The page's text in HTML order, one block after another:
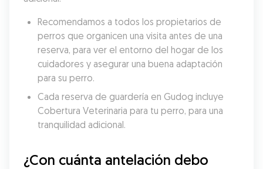
Recomendamos a todos los propietarios de
perros que organicen una visita antes de una
reserva, para ver el entorno del hogar de los
cuidadores y asegurar una buena adaptación
para su perro.
Cada reserva de guardería en Gudog incluye
Cobertura Veterinaria para tu perro, para una
tranquilidad adicional.
¿Con cuánta antelación debo